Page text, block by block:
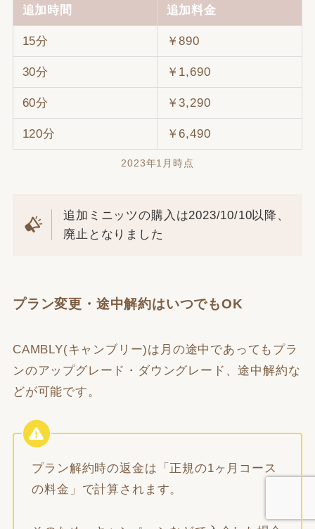
追加時間 追加料金
15分 ￥890
30分 ￥1,690
60分 ￥3,290
120分 ￥6,490
2023年1月時点
追加ミニッツの購入は2023/10/10以降、
廃止となりました
プラン変更・途中解約はいつでもOK
CAMBLY(キャンブリー)は月の途中であってもプラ
ンのアップグレード・ダウングレード、途中解約な
どが可能です。
プラン解約時の返金は「正規の1ヶ月コース
の料金」で計算されます。